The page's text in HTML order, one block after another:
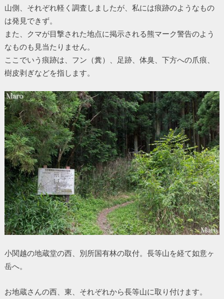
山側、それぞれ軽く調査しましたが、私には痕跡のようなもの
は発見できず。
また、クマが目撃された地点に掲示される熊マーク警告のよう
なものも見当たりません。
ここでいう痕跡は、フン（糞）、足跡、体臭、下方への爪痕、
樹皮剥ぎなどを指します。
小関越の地蔵堂の西、別所国有林の取付。長等山を経て如意ヶ
岳へ。
お地蔵さんの西、東、それぞれから長等山に取り付けます。